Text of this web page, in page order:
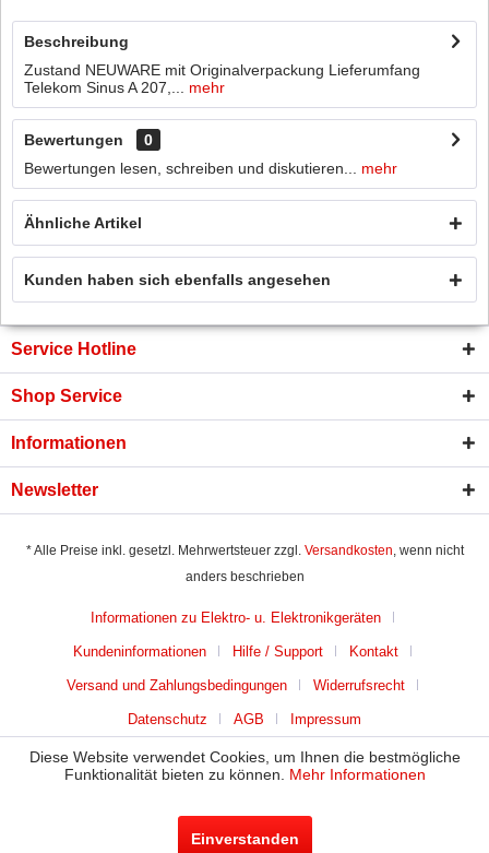
Beschreibung
Zustand NEUWARE mit Originalverpackung Lieferumfang
Telekom Sinus A 207,...
mehr
Bewertungen
0
Bewertungen lesen, schreiben und diskutieren...
mehr
Ähnliche Artikel
Kunden haben sich ebenfalls angesehen
Service Hotline
Shop Service
Informationen
Newsletter
* Alle Preise inkl. gesetzl. Mehrwertsteuer zzgl. Versandkosten, wenn nicht
anders beschrieben
Informationen zu Elektro- u. Elektronikgeräten
Kundeninformationen Hilfe / Support Kontakt
Versand und Zahlungsbedingungen Widerrufsrecht
Datenschutz AGB Impressum
Diese Website verwendet Cookies, um Ihnen die bestmögliche
Funktionalität bieten zu können. Mehr Informationen
Einverstanden